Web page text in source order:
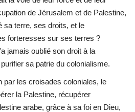
de Jérusalem et de Palestine,
sa terre, ses droits, et le
forteresses sur ses terres ?
jamais oublié son droit à la
sa patrie du colonialisme.
par les croisades coloniales, le
la Palestine, récupérer
arabe, grâce à sa foi en Dieu,